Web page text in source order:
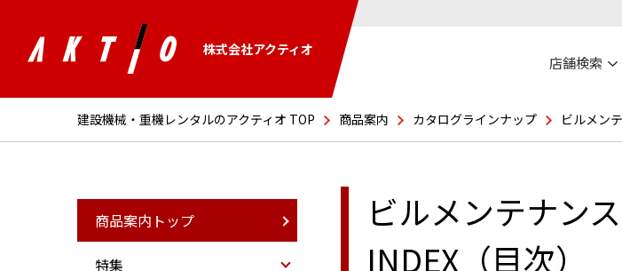
株式会社アクティオ
店舗検索
建設機械・重機レンタルのアクティオ TOP 商品案内 カタログラインナップ ビルメン
ビルメンテナン
INDEX（目次）
商品案内トップ
特集